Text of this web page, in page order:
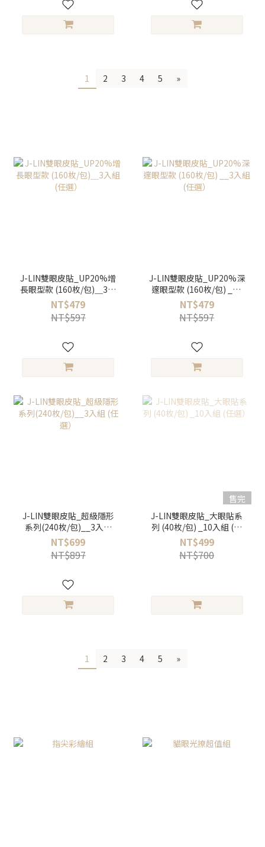
1 2 3 4 5 »
J-LIN雙眼皮貼_UP20%增
長眼型款 (160枚/包)＿3入
組 (任選）
NT$479
NT$597
J-LIN雙眼皮貼_UP20%深
邃眼型款 (160枚/包) __3
入組 (任選）
NT$479
NT$597
J-LIN雙眼皮貼_超級隱形
系列(240枚/包)__3入組
(任選）
NT$699
NT$897
售完
J-LIN雙眼皮貼_大眼貼系
列 (40枚/包) _10入組 (任
選）
NT$499
NT$700
1 2 3 4 5 »